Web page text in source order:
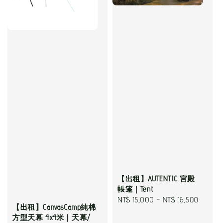
【出租】CanvasCamp純棉
方型天幕 4x4米｜天幕/
【出租】AUTENTIC 宮殿
帳篷｜Tent
Regular
NT$ 15,000 - NT$ 16,500